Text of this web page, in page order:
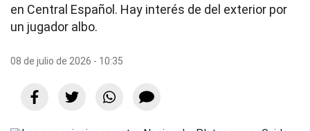
en Central Español. Hay interés de del exterior por
un jugador albo.
08 de julio de 2026 - 10:35